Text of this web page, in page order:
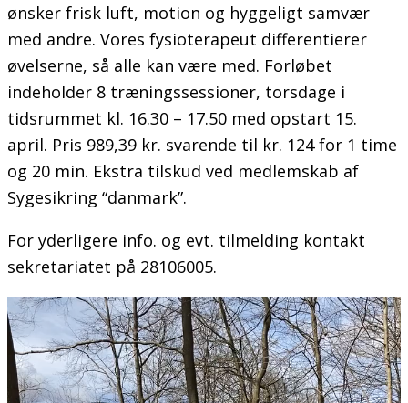
ønsker frisk luft, motion og hyggeligt samvær
med andre. Vores fysioterapeut differentierer
øvelserne, så alle kan være med. Forløbet
indeholder 8 træningssessioner, torsdage i
tidsrummet kl. 16.30 – 17.50 med opstart 15.
april. Pris 989,39 kr. svarende til kr. 124 for 1 time
og 20 min. Ekstra tilskud ved medlemskab af
Sygesikring “danmark”.
For yderligere info. og evt. tilmelding kontakt
sekretariatet på 28106005.